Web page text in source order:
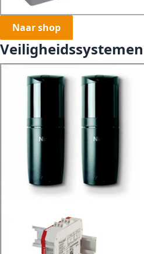
Naar shop
Veiligheidssystemen